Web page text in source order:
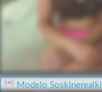
Modelo Soskinerealki